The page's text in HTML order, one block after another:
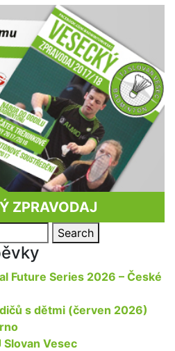
ZPRAVODAJ
Search
Future Series 2026 – České
s dětmi (červen 2026)
Slovan Vesec